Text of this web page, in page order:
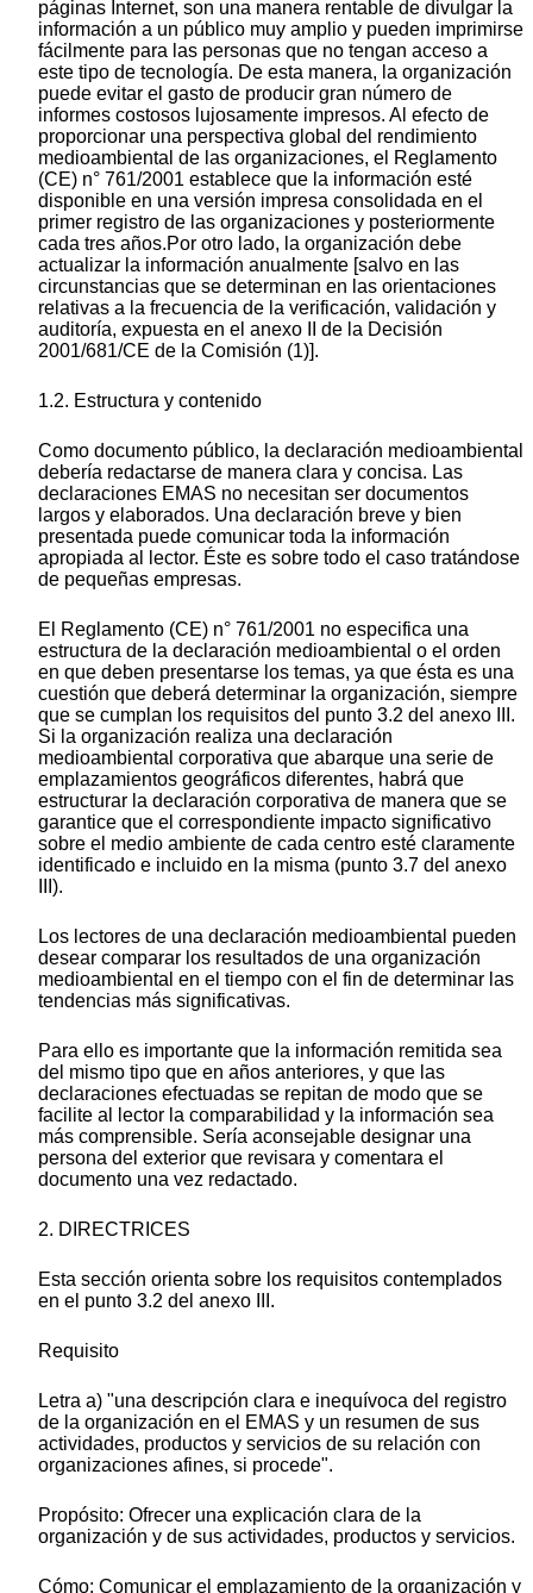
páginas Internet, son una manera rentable de divulgar la
información a un público muy amplio y pueden imprimirse
fácilmente para las personas que no tengan acceso a
este tipo de tecnología. De esta manera, la organización
puede evitar el gasto de producir gran número de
informes costosos lujosamente impresos. Al efecto de
proporcionar una perspectiva global del rendimiento
medioambiental de las organizaciones, el Reglamento
(CE) n° 761/2001 establece que la información esté
disponible en una versión impresa consolidada en el
primer registro de las organizaciones y posteriormente
cada tres años.Por otro lado, la organización debe
actualizar la información anualmente [salvo en las
circunstancias que se determinan en las orientaciones
relativas a la frecuencia de la verificación, validación y
auditoría, expuesta en el anexo II de la Decisión
2001/681/CE de la Comisión (1)].
1.2. Estructura y contenido
Como documento público, la declaración medioambiental
debería redactarse de manera clara y concisa. Las
declaraciones EMAS no necesitan ser documentos
largos y elaborados. Una declaración breve y bien
presentada puede comunicar toda la información
apropiada al lector. Éste es sobre todo el caso tratándose
de pequeñas empresas.
El Reglamento (CE) n° 761/2001 no especifica una
estructura de la declaración medioambiental o el orden
en que deben presentarse los temas, ya que ésta es una
cuestión que deberá determinar la organización, siempre
que se cumplan los requisitos del punto 3.2 del anexo III.
Si la organización realiza una declaración
medioambiental corporativa que abarque una serie de
emplazamientos geográficos diferentes, habrá que
estructurar la declaración corporativa de manera que se
garantice que el correspondiente impacto significativo
sobre el medio ambiente de cada centro esté claramente
identificado e incluido en la misma (punto 3.7 del anexo
III).
Los lectores de una declaración medioambiental pueden
desear comparar los resultados de una organización
medioambiental en el tiempo con el fin de determinar las
tendencias más significativas.
Para ello es importante que la información remitida sea
del mismo tipo que en años anteriores, y que las
declaraciones efectuadas se repitan de modo que se
facilite al lector la comparabilidad y la información sea
más comprensible. Sería aconsejable designar una
persona del exterior que revisara y comentara el
documento una vez redactado.
2. DIRECTRICES
Esta sección orienta sobre los requisitos contemplados
en el punto 3.2 del anexo III.
Requisito
Letra a) "una descripción clara e inequívoca del registro
de la organización en el EMAS y un resumen de sus
actividades, productos y servicios de su relación con
organizaciones afines, si procede".
Propósito: Ofrecer una explicación clara de la
organización y de sus actividades, productos y servicios.
Cómo: Comunicar el emplazamiento de la organización y